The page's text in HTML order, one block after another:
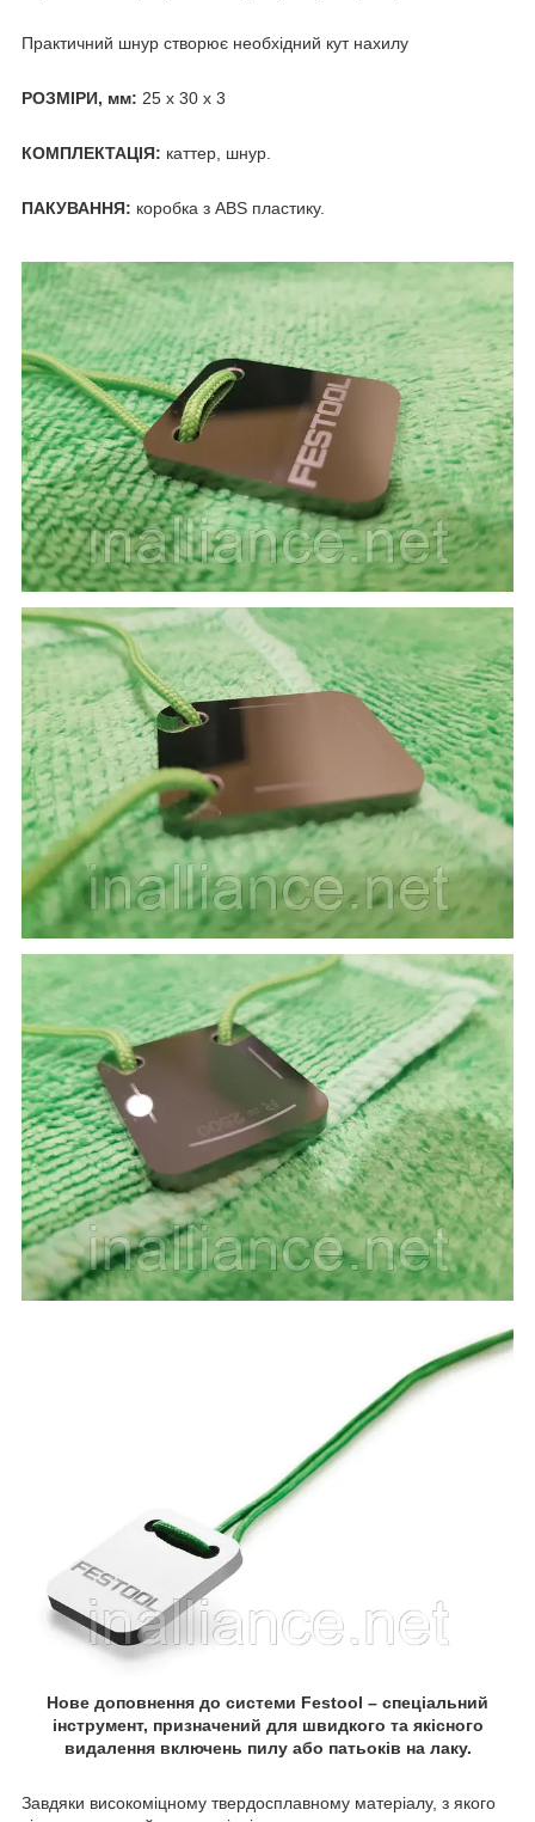
Практичний шнур створює необхідний кут нахилу
РОЗМІРИ, мм: 25 х 30 х 3
КОМПЛЕКТАЦІЯ: каттер, шнур.
ПАКУВАННЯ: коробка з ABS пластику.
Нове доповнення до системи Festool – спеціальний
інструмент, призначений для швидкого та якісного
видалення включень пилу або патьоків на лаку.
Завдяки високоміцному твердосплавному матеріалу, з якого